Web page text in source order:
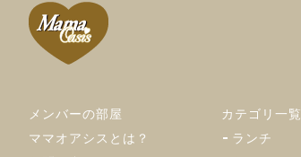
メンバーの部屋
ママオアシスとは？
カテゴリ一覧
ランチ